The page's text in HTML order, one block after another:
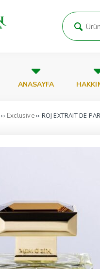
ANASAYFA
›› Exclusive›› ROJ EXTRAIT DE